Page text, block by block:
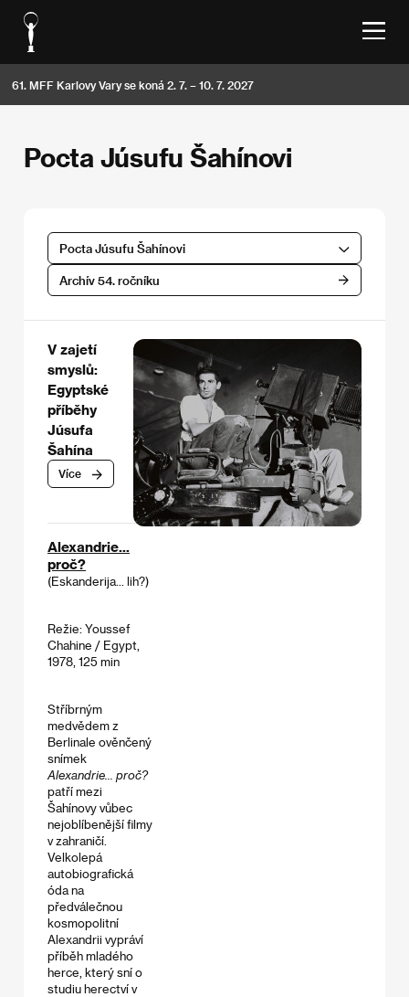
61. MFF Karlovy Vary se koná 2. 7. – 10. 7. 2027
Pocta Júsufu Šahínovi
Pocta Júsufu Šahínovi
Archív 54. ročníku
V zajetí
smyslů:
Egyptské
příběhy
Júsufa
Šahína
Více
Alexandrie...
proč?
(Eskanderija... lih?)
Režie: Youssef
Chahine / Egypt,
1978, 125 min
Stříbrným
medvědem z
Berlinale ověnčený
snímek
Alexandrie... proč?
patří mezi
Šahínovy vůbec
nejoblíbenější filmy
v zahraničí.
Velkolepá
autobiografická
óda na
předválečnou
kosmopolitní
Alexandrii vypráví
příběh mladého
herce, který sní o
studiu herectví v